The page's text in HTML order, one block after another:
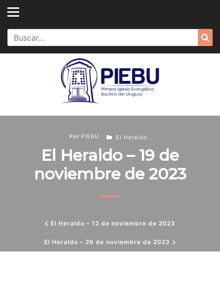
Skip
content
Search
for:
El Heraldo – 12 de noviembre de 2023
Por PIEBU El Heraldo
El Heraldo – 19 de
noviembre de 2023
El Heraldo – 26 de noviembre de 2023